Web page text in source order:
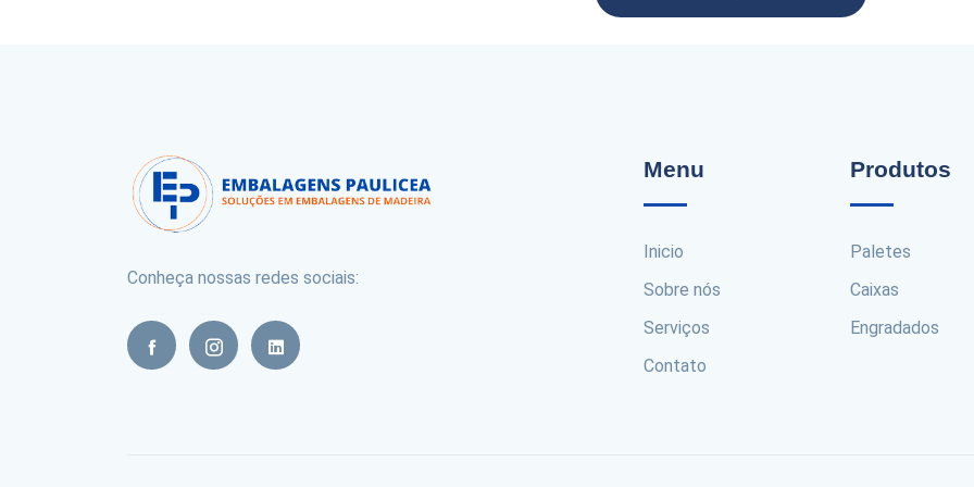
Conheça nossas redes sociais:
Menu
Inicio
Sobre nós
Serviços
Contato
Produtos
Paletes
Caixas
Engradados